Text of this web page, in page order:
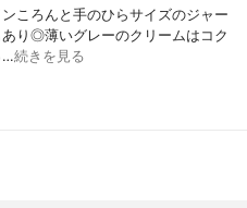
ころんと手のひらサイズのジャー
り◎薄いグレーのクリームはコク
…続きを見る